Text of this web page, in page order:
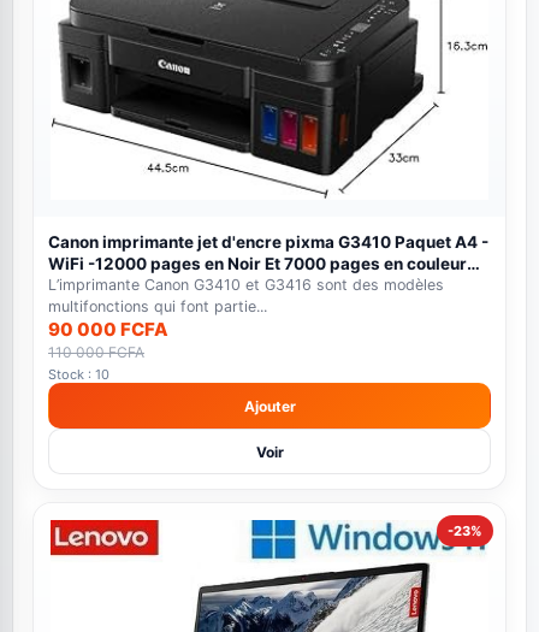
Canon imprimante jet d'encre pixma G3410 Paquet A4 -
WiFi -12000 pages en Noir Et 7000 pages en couleur
noir
L’imprimante Canon G3410 et G3416 sont des modèles
multifonctions qui font partie...
90 000 FCFA
110 000 FCFA
Stock : 10
Ajouter
Voir
-23%